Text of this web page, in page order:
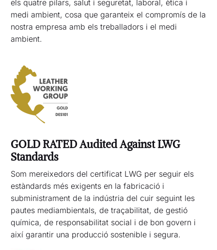
els quatre pilars, salut i seguretat, laboral, ètica i
medi ambient, cosa que garanteix el compromís de la
nostra empresa amb els treballadors i el medi
ambient.
GOLD RATED Audited Against LWG
Standards
Som mereixedors del certificat LWG per seguir els
estàndards més exigents en la fabricació i
subministrament de la indústria del cuir seguint les
pautes mediambientals, de traçabilitat, de gestió
química, de responsabilitat social i de bon govern i
així garantir una producció sostenible i segura.